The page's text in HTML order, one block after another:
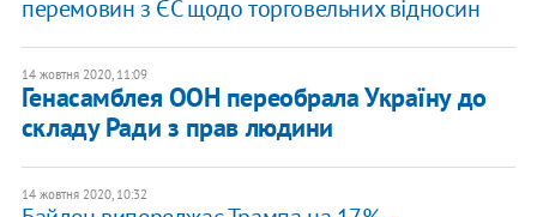
перемовин з ЄС щодо торговельних відносин
14 жовтня 2020, 11:09
Генасамблея ООН переобрала Україну до
складу Ради з прав людини
14 жовтня 2020, 10:32